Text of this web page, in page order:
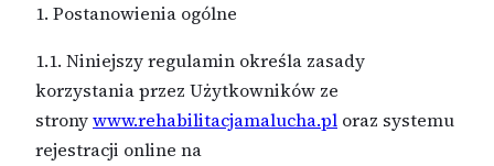
1. Postanowienia ogólne
1.1. Niniejszy regulamin określa zasady
korzystania przez Użytkowników ze
stronywww.rehabilitacjamalucha.pl oraz systemu
rejestracji online na